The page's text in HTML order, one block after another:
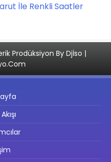
İle Renkli Saatler
Prodüksiyon By Djİso |